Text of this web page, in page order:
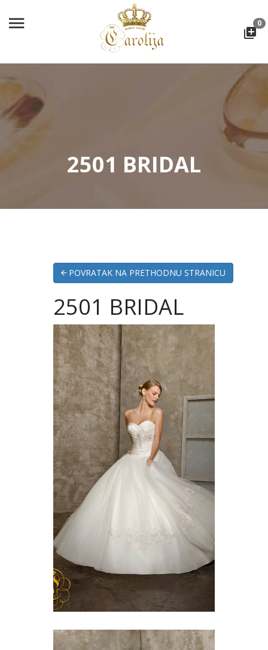
0
2501 BRIDAL
POVRATAK NA PRETHODNU STRANICU
2501 BRIDAL